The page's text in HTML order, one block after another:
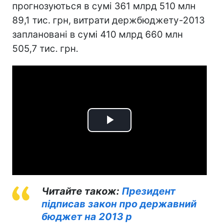
прогнозуються в сумі 361 млрд 510 млн
89,1 тис. грн, витрати держбюджету-2013
заплановані в сумі 410 млрд 660 млн
505,7 тис. грн.
Play
Читайте також: Президент
підписав закон про державний
бюджет на 2013 р